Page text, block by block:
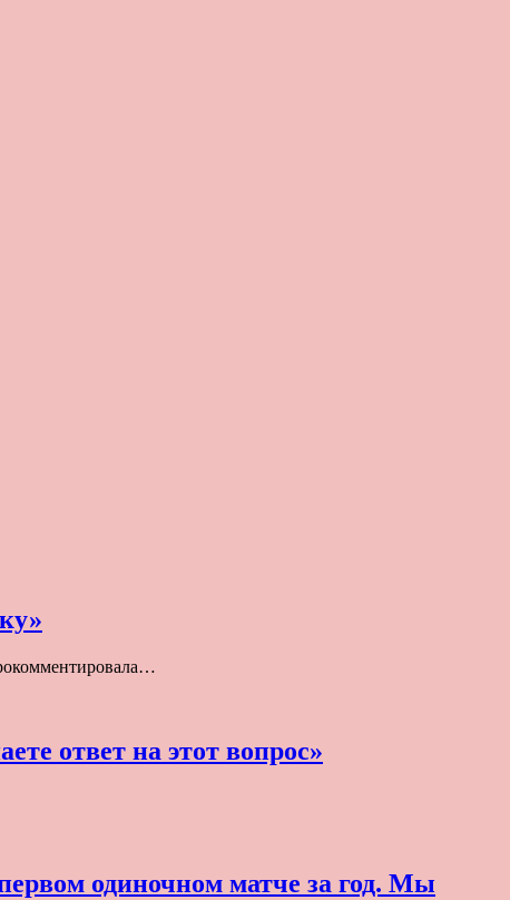
ответ на этот вопрос»
одиночном матче за год. Мы